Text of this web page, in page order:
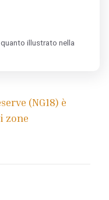
illustrato nella
(NG18) è
zone